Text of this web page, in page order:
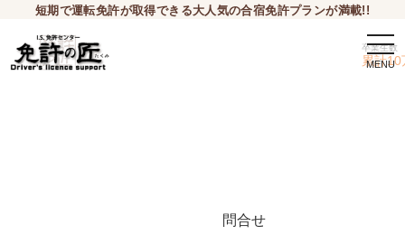
短期で運転免許が取得できる大人気の合宿免許プランが満載!!
卒業生数
累計10
問合せ